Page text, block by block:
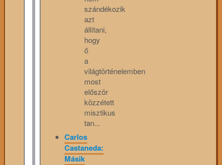
szándékozik
azt
állítani,
hogy
ő
a
világtörténelemben
most
először
közzétett
misztikus
tan...
Carlos
Castaneda:
Másik